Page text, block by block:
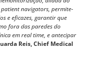
navigators, permite-
e eficazes, garantir que
fora das paredes do
em real time, e antecipar
Reis, Chief Medical